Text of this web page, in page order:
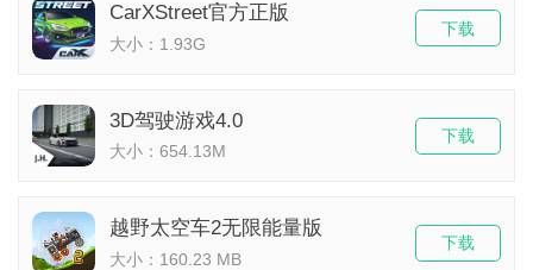
CarXStreet官方正版
大小：1.93G
下载
3D驾驶游戏4.0
大小：654.13M
下载
​越野太空车2无限能量版
大小：160.23 MB
下载